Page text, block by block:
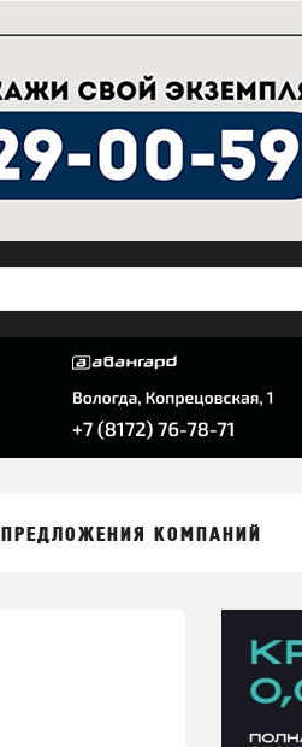
ПРЕДЛОЖЕНИЯ КОМПАНИЙ